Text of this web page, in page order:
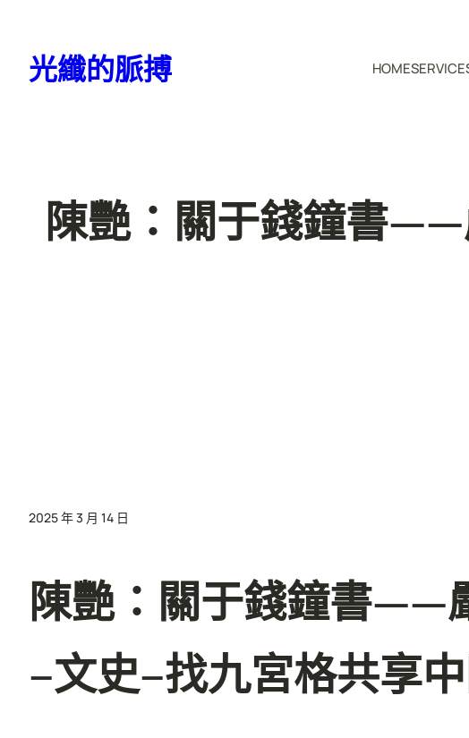
光纖的脈搏 HOME
陳艷：關于錢鐘書
2025 年 3 月 14 日
陳艷：關于錢鐘書——
–文史–找九宮格共享